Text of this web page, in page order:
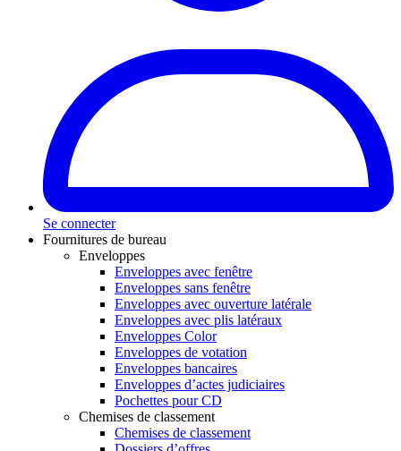
Se connecter
Fournitures de bureau
Enveloppes
Enveloppes avec fenêtre
Enveloppes sans fenêtre
Enveloppes avec ouverture latérale
Enveloppes avec plis latéraux
Enveloppes Color
Enveloppes de votation
Enveloppes bancaires
Enveloppes d’actes judiciaires
Pochettes pour CD
Chemises de classement
Chemises de classement